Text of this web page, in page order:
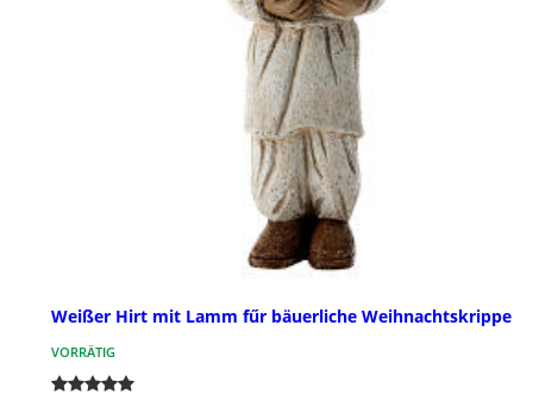
Weißer Hirt mit Lamm fűr bäuerliche Weihnachtskrippe
VORRÄTIG